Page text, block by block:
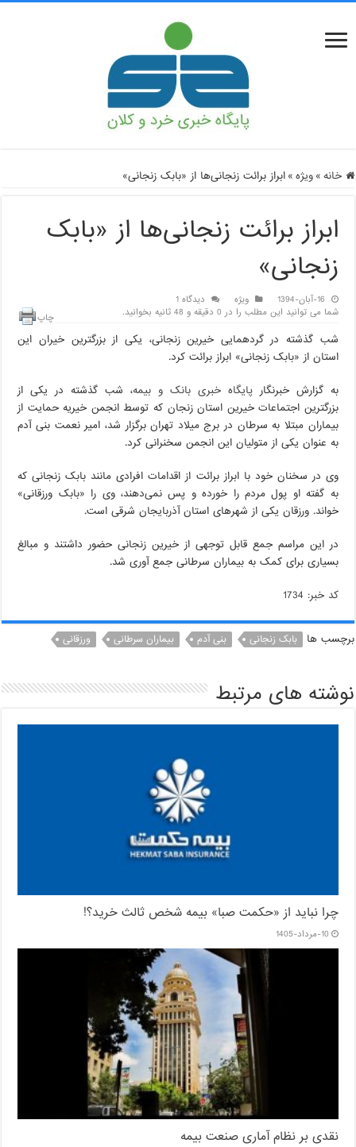
خانه » ویژه » ابراز برائت زنجانی‌ها از «بابک زنجانی»
ابراز برائت زنجانی‌ها از «بابک
زنجانی»
16-آبان-1394 ویژه
دیدگاه 1
شما می توانید این مطلب را در 0 دقیقه و 48 ثانیه بخوانید.
چاپ
شب گذشته در گردهمایی خیرین زنجانی، یکی از بزرگترین خیران این
استان از «بابک زنجانی»‌ ابراز برائت کرد.
به گزارش خبرنگارپایگاه خبری بانک و بیمه،‌ شب گذشته در یکی از
بزرگترین اجتماعات خیرین استان زنجان که توسط انجمن خیریه حمایت از
بیماران مبتلا به سرطان در برج میلاد تهران برگزار شد، امیر نعمت بنی آدم
به عنوان یکی از متولیان این انجمن سخنرانی کرد.
وی در سخنان خود با ابراز برائت از اقدامات افرادی مانند بابک زنجانی که
به گفته او پول مردم را خورده و پس نمی‌دهند، وی را «بابک ورزقانی»
خواند. ورزقان یکی از شهرهای استان آذربایجان شرقی است.
در این مراسم جمع قابل توجهی از خیرین زنجانی حضور داشتند و مبالغ
بسیاری برای کمک به بیماران سرطانی جمع آوری شد.
کد خبر: 1734
برچسب ها بابک زنجانی بنی آدم بیماران سرطانی ورزقانی
نوشته های مرتبط
چرا نباید از «حکمت صبا» بیمه شخص ثالث خرید؟!
10-مرداد-1405
نقدی بر نظام آماری صنعت بیمه